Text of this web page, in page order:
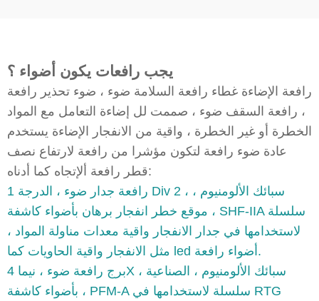
يجب رافعات يكون أضواء ؟
رافعة الإضاءة غطاء رافعة السلامة ضوء ، ضوء تحذير رافعة
، رافعة السقف ضوء ، صممت لل إضاءة التعامل مع المواد
الخطرة أو غير الخطرة ، واقية من الانفجار الإضاءة يستخدم
عادة ضوء رافعة لتكون مؤشرا من رافعة لارتفاع نصف
قطر رافعة ألإتجاه كما أدناه:
رافعة جدار ضوء ، الدرجة 1 Div 2 ، سبائك الألومنيوم ،
موقع خطر انفجار برهان بأضواء كاشفة ، SHF-IIA سلسلة
لاستخدامها في جدار الانفجار واقية معدات مناولة المواد ،
مثل الانفجار واقية الحاويات كما led أضواء رافعة.
برج رافعة ضوء ، نيما 4X ، سبائك الألومنيوم ، الصناعية
بأضواء كاشفة ، PFM-A سلسلة لاستخدامها في RTG